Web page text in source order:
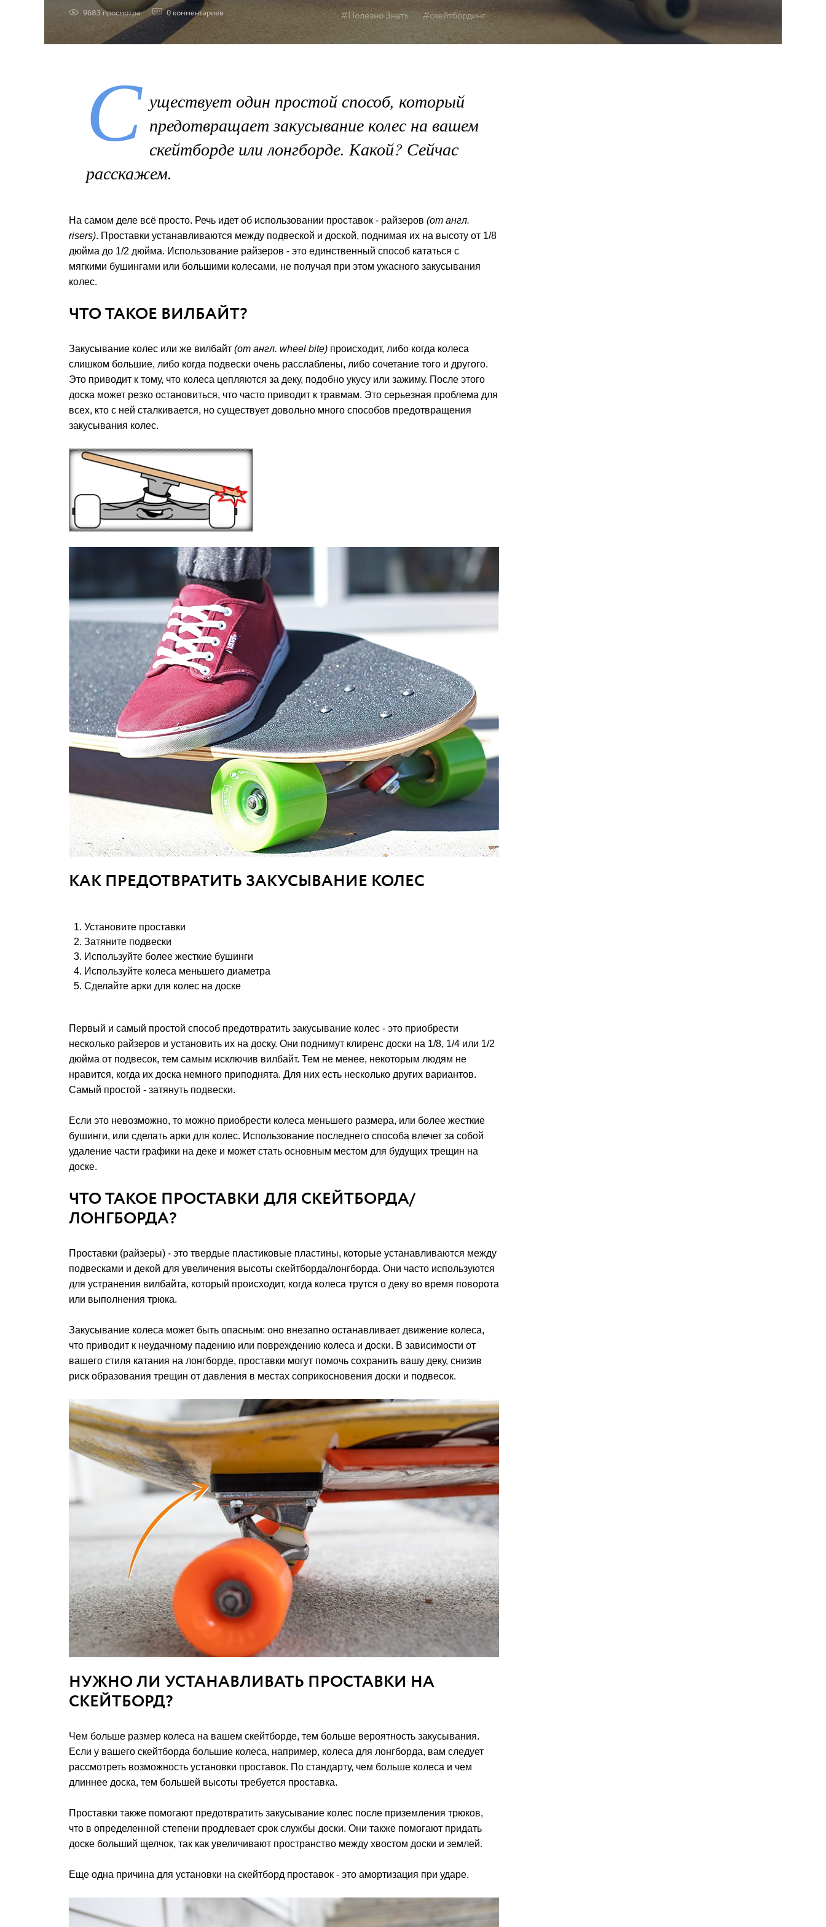
9683 просмотрa 0 комментариев #Полезно Знать #скейтбординг
С уществует один простой способ, который
предотвращает закусывание колес на вашем
скейтборде или лонгборде. Какой? Сейчас
расскажем.
На самом деле всё просто. Речь идет об использовании проставок - райзеров (от англ.
risers). Проставки устанавливаются между подвеской и доской, поднимая их на высоту от 1/8
дюйма до 1/2 дюйма. Использование райзеров - это единственный способ кататься с
мягкими бушингами или большими колесами, не получая при этом ужасного закусывания
колес.
ЧТО ТАКОЕ ВИЛБАЙТ?
Закусывание колес или же вилбайт (от англ. wheel bite) происходит, либо когда колеса
слишком большие, либо когда подвески очень расслаблены, либо сочетание того и другого.
Это приводит к тому, что колеса цепляются за деку, подобно укусу или зажиму. После этого
доска может резко остановиться, что часто приводит к травмам. Это серьезная проблема для
всех, кто с ней сталкивается, но существует довольно много способов предотвращения
закусывания колес.
КАК ПРЕДОТВРАТИТЬ ЗАКУСЫВАНИЕ КОЛЕС
Установите проставки
Затяните подвески
Используйте более жесткие бушинги
Используйте колеса меньшего диаметра
Сделайте арки для колес на доске
Первый и самый простой способ предотвратить закусывание колес - это приобрести
несколько райзеров и установить их на доску. Они поднимут клиренс доски на 1/8, 1/4 или 1/2
дюйма от подвесок, тем самым исключив вилбайт. Тем не менее, некоторым людям не
нравится, когда их доска немного приподнята. Для них есть несколько других вариантов.
Самый простой - затянуть подвески.
Если это невозможно, то можно приобрести колеса меньшего размера, или более жесткие
бушинги, или сделать арки для колес. Использование последнего способа влечет за собой
удаление части графики на деке и может стать основным местом для будущих трещин на
доске.
ЧТО ТАКОЕ ПРОСТАВКИ ДЛЯ СКЕЙТБОРДА/
ЛОНГБОРДА?
Проставки (райзеры) - это твердые пластиковые пластины, которые устанавливаются между
подвесками и декой для увеличения высоты скейтборда/лонгборда. Они часто используются
для устранения вилбайта, который происходит, когда колеса трутся о деку во время поворота
или выполнения трюка.
Закусывание колеса может быть опасным: оно внезапно останавливает движение колеса,
что приводит к неудачному падению или повреждению колеса и доски. В зависимости от
вашего стиля катания на лонгборде, проставки могут помочь сохранить вашу деку, снизив
риск образования трещин от давления в местах соприкосновения доски и подвесок.
НУЖНО ЛИ УСТАНАВЛИВАТЬ ПРОСТАВКИ НА
СКЕЙТБОРД?
Чем больше размер колеса на вашем скейтборде, тем больше вероятность закусывания.
Если у вашего скейтборда большие колеса, например, колеса для лонгборда, вам следует
рассмотреть возможность установки проставок. По стандарту, чем больше колеса и чем
длиннее доска, тем большей высоты требуется проставка.
Проставки также помогают предотвратить закусывание колес после приземления трюков,
что в определенной степени продлевает срок службы доски. Они также помогают придать
доске больший щелчок, так как увеличивают пространство между хвостом доски и землей.
Еще одна причина для установки на скейтборд проставок - это амортизация при ударе.